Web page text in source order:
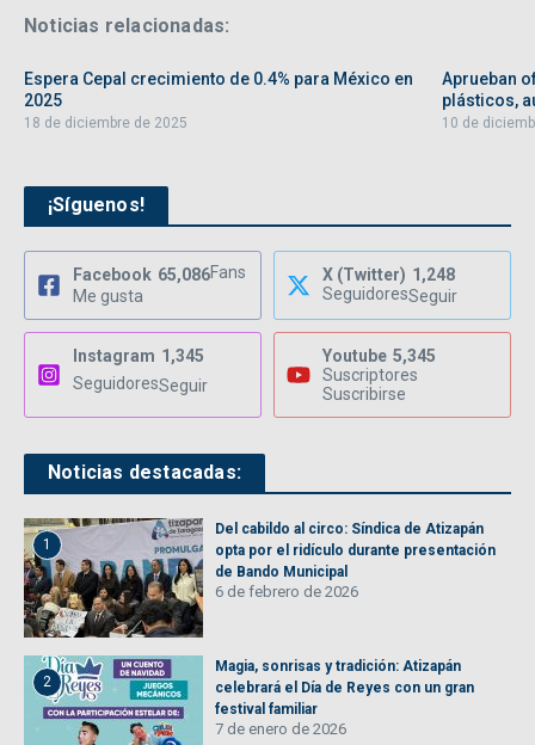
Noticias relacionadas:
Espera Cepal crecimiento de 0.4% para México en
2025
18 de diciembre de 2025
Aprueban
plásticos,
10 de
¡Síguenos!
Facebook 65,086Fans
Me gusta
X (Twitter) 1,248
SeguidoresSeguir
Instagram 1,345
SeguidoresSeguir
Youtube 5,345
Suscriptores
Suscribirse
Noticias destacadas:
1
Del cabildo al circo: Síndica de Atizapán
opta por el ridículo durante presentación
de Bando Municipal
6 de febrero de 2026
2
Magia, sonrisas y tradición: Atizapán
celebrará el Día de Reyes con un gran
festival familiar
7 de enero de 2026